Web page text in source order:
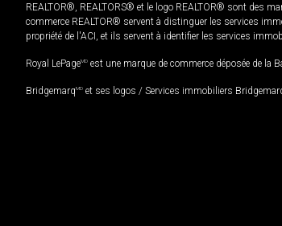
REALTOR®, REALTORS® et le logo REALTOR® sont des
commerce REALTOR® servent à distinguer les services
propriété de l'ACI, et ils servent à identifier les services
Royal LePageMD est une marque de commerce déposée de la
BridgemarqMD et ses logos / Services immobiliers